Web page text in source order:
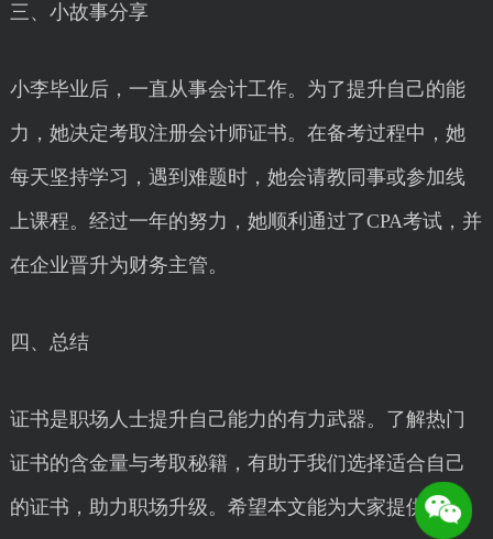
三、小故事分享
小李毕业后，一直从事会计工作。为了提升自己的能
力，她决定考取注册会计师证书。在备考过程中，她
每天坚持学习，遇到难题时，她会请教同事或参加线
上课程。经过一年的努力，她顺利通过了CPA考试，并
在企业晋升为财务主管。
四、总结
证书是职场人士提升自己能力的有力武器。了解热门
证书的含金量与考取秘籍，有助于我们选择适合自己
的证书，助力职场升级。希望本文能为大家提供一些